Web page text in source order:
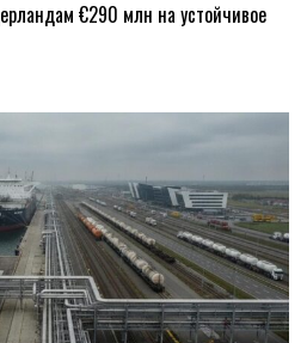
€290 млн на устойчивое